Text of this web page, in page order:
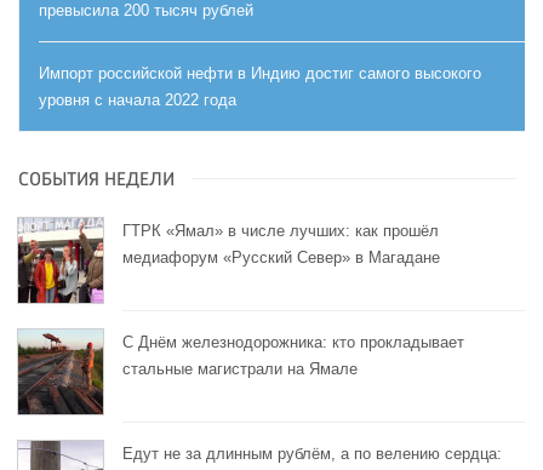
превысила 200 тысяч рублей
Импорт российской нефти в Индию достиг самого высокого
уровня с начала 2022 года
СОБЫТИЯ НЕДЕЛИ
ГТРК «Ямал» в числе лучших: как прошёл
медиафорум «Русский Север» в Магадане
С Днём железнодорожника: кто прокладывает
стальные магистрали на Ямале
Едут не за длинным рублём, а по велению сердца: